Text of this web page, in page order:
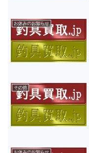
お休みのお知らせ
その他
お休みのお知らせ